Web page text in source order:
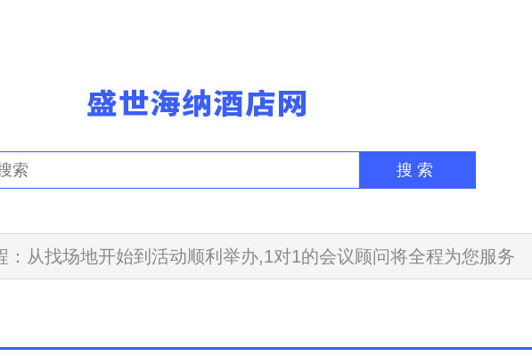
：从找场地开始到活动顺利举办,1对1的会议顾问将全程为您服务